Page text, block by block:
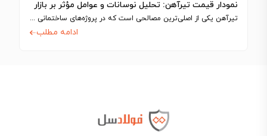
نمودار قیمت تیرآهن: تحلیل نوسانات و عوامل مؤثر بر بازار
تیرآهن یکی از اصلی‌ترین مصالحی است که در پروژه‌های ساختمانی و صنعتی استفاده می‌شود…
ادامه مطلب